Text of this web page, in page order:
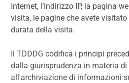
Internet, l’indirizzo IP, la pagina
visita, le pagine che avete
durata della visita.
Il TDDDG codifica i principi
dalla giurisprudenza in materia di
all'archiviazione di informazioni